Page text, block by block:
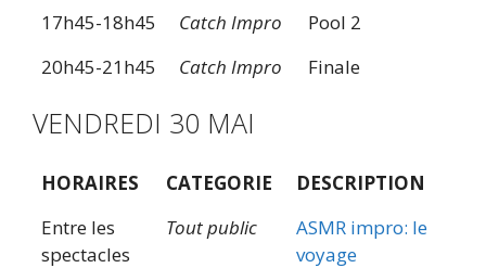
17h45-18h45
Catch Impro
Pool 2
20h45-21h45
Catch Impro Finale
VENDREDI 30 MAI
HORAIRES CATEGORIE
DESCRIPTION
Entre les
spectacles
Tout public
ASMR impro: le
voyage